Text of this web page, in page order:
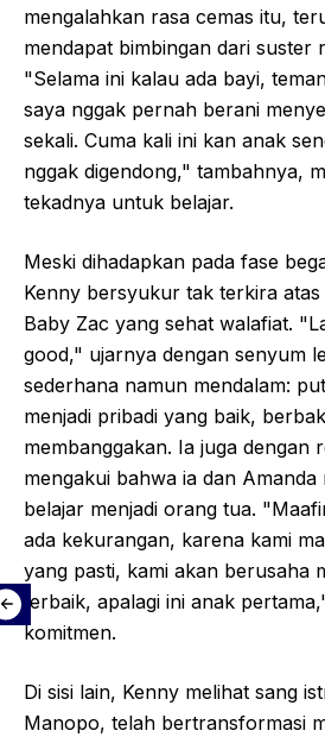
mengalahkan rasa cemas itu,
mendapat bimbingan dari suster
"Selama ini kalau ada bayi,
saya nggak pernah berani
sekali. Cuma kali ini kan anak
nggak digendong," tambahnya,
tekadnya untuk belajar.
Meski dihadapkan pada fase
Kenny bersyukur tak terkira
Baby Zac yang sehat walafiat.
good," ujarnya dengan senyum
sederhana namun mendalam:
menjadi pribadi yang baik,
membanggakan. Ia juga dengan
mengakui bahwa ia dan Amanda
belajar menjadi orang tua.
ada kekurangan, karena kami
yang pasti, kami akan berusaha
terbaik, apalagi ini anak
komitmen.
Di sisi lain, Kenny melihat sang
Manopo, telah bertransformasi